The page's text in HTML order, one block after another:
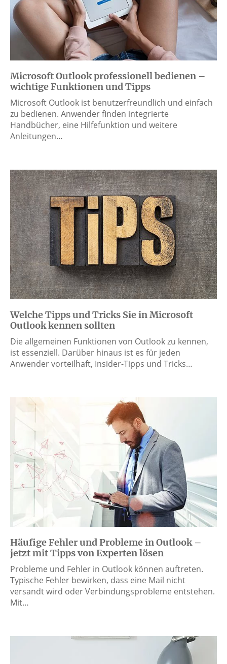
Microsoft Outlook professionell bedienen –
wichtige Funktionen und Tipps
Microsoft Outlook ist benutzerfreundlich und einfach
zu bedienen. Anwender finden integrierte
Handbücher, eine Hilfefunktion und weitere
Anleitungen…
Welche Tipps und Tricks Sie in Microsoft
Outlook kennen sollten
Die allgemeinen Funktionen von Outlook zu kennen,
ist essenziell. Darüber hinaus ist es für jeden
Anwender vorteilhaft, Insider-Tipps und Tricks…
Häufige Fehler und Probleme in Outlook –
jetzt mit Tipps von Experten lösen
Probleme und Fehler in Outlook können auftreten.
Typische Fehler bewirken, dass eine Mail nicht
versandt wird oder Verbindungsprobleme entstehen.
Mit…